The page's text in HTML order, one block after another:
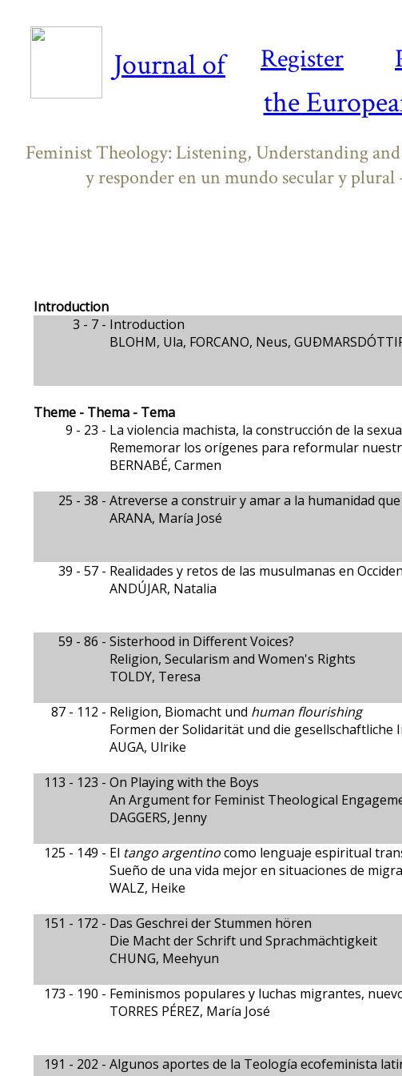
Register
Journal of
the
Feminist Theology: Listening, Understanding
y responder en un mundo secular y
Introduction
3 - 7 - Introduction
BLOHM, Ula, FORCANO, Neus,
Theme - Thema - Tema
9 - 23 - La violencia machista, la construcción de la
Rememorar los orígenes para reformular
BERNABÉ, Carmen
25 - 38 - Atreverse a construir y amar a la humanidad
ARANA, María José
39 - 57 - Realidades y retos de las musulmanas en
ANDÚJAR, Natalia
59 - 86 - Sisterhood in Different Voices?
Religion, Secularism and Women's Rights
TOLDY, Teresa
87 - 112 - Religion, Biomacht und human flourishing
Formen der Solidarität und die
AUGA, Ulrike
113 - 123 - On Playing with the Boys
An Argument for Feminist Theological
DAGGERS, Jenny
125 - 149 - El tango argentinocomo lenguaje espiritual
Sueño de una vida mejor en situaciones de
WALZ, Heike
151 - 172 - Das Geschrei der Stummen hören
Die Macht der Schrift und Sprachmächtigkeit
CHUNG, Meehyun
173 - 190 - Feminismos populares y luchas migrantes,
TORRES PÉREZ, María José
191 - 202 - Algunos aportes de la Teología ecofeminista